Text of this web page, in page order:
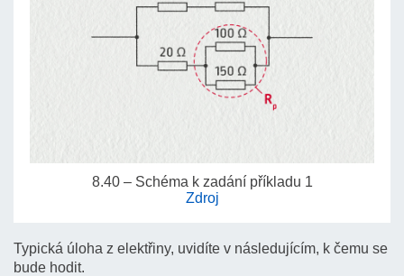
8.40 – Schéma k zadání příkladu 1
Zdroj
Typická úloha z elektřiny, uvidíte v následujícím, k čemu se
bude hodit.